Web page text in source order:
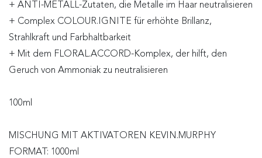
+ ANTI-METALL-Zutaten, die Metalle im Haar neutralisieren
+ Complex COLOUR.IGNITE für erhöhte Brillanz,
Strahlkraft und Farbhaltbarkeit
+ Mit dem FLORAL.ACCORD-Komplex, der hilft, den
Geruch von Ammoniak zu neutralisieren
100ml
MISCHUNG MIT AKTIVATOREN KEVIN.MURPHY
FORMAT: 1000ml